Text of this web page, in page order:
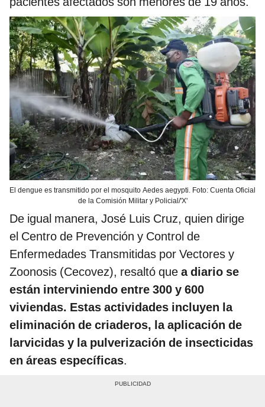
El dengue es transmitido por el mosquito Aedes aegypti. Foto: Cuenta Oficial
de la Comisión Militar y Policial/'X'
De igual manera, José Luis Cruz, quien dirige
el Centro de Prevención y Control de
Enfermedades Transmitidas por Vectores y
Zoonosis (Cecovez), resaltó que a diario se
están interviniendo entre 300 y 600
viviendas. Estas actividades incluyen la
eliminación de criaderos, la aplicación de
larvicidas y la pulverización de insecticidas
en áreas específicas.